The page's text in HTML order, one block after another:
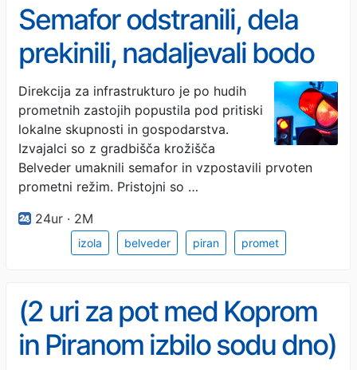
Semafor odstranili, dela
prekinili, nadaljevali bodo
po 15. septembru
Direkcija za infrastrukturo je po hudih
prometnih zastojih popustila pod pritiski
lokalne skupnosti in gospodarstva.
Izvajalci so z gradbišča krožišča
Belveder umaknili semafor in vzpostavili prvoten
prometni režim. Pristojni so …
24ur · 2M
izola belveder piran promet
(2 uri za pot med Koprom
in Piranom izbilo sodu dno)